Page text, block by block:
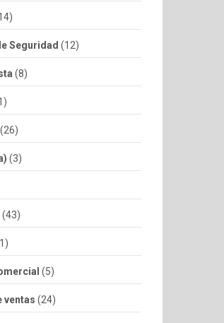
Seguridad (12)
(8)
(26)
(3)
(43)
(5)
ventas (24)